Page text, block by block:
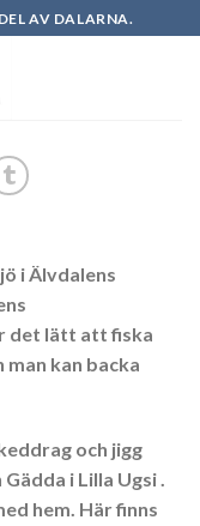
AV DALARNA.
i Älvdalens
det lätt att fiska
kan backa
och jigg
Gädda i Lilla Ugsi .
hem. Här finns